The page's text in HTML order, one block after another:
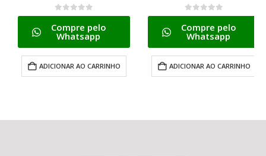
0de 5
Compre pelo
Whatsapp
ADICIONAR AO CARRINHO
0de 5
Compre pelo
Whatsapp
ADICIONAR AO CARRINHO